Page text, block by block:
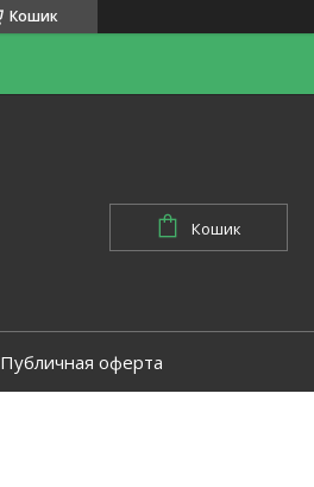
Кошик
Кошик
Публичная оферта